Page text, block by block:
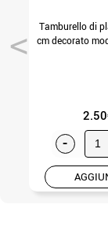
Tamburello di
cm decorato
-